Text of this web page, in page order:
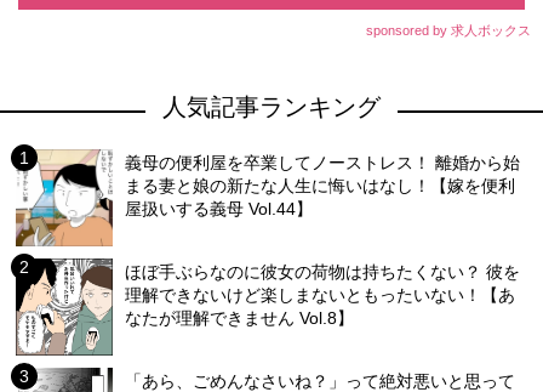
sponsored by 求人ボックス
人気記事ランキング
義母の便利屋を卒業してノーストレス！ 離婚から始
まる妻と娘の新たな人生に悔いはなし！【嫁を便利
屋扱いする義母 Vol.44】
ほぼ手ぶらなのに彼女の荷物は持ちたくない？ 彼を
理解できないけど楽しまないともったいない！【あ
なたが理解できません Vol.8】
「あら、ごめんなさいね？」って絶対悪いと思って